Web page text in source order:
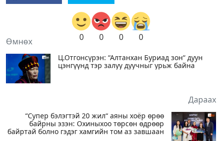
0 0 0 0
Өмнөх
Ц.Отгонсүрэн: “Алтанхан Буриад зон“ дуун
цэнгүүнд тэр залуу дуучныг урьж байна
Дараах
“Супер бэлэгтэй 20 жил“ аяны хоёр өрөө
байрны эзэн: Охиныхоо төрсөн өдрөөр
байртай болно гэдэг хамгийн том аз завшаан